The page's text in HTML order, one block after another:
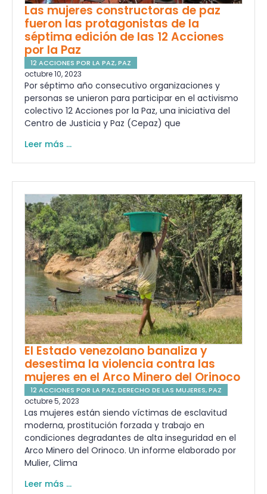
Las mujeres constructoras de paz
fueron las protagonistas de la
séptima edición de las 12 Acciones
por la Paz
12 ACCIONES POR LA PAZ,PAZ
octubre 10, 2023
Por séptimo año consecutivo organizaciones y
personas se unieron para participar en el activismo
colectivo 12 Acciones por la Paz, una iniciativa del
Centro de Justicia y Paz (Cepaz) que
Leer más ...
El Estado venezolano banaliza y
desestima la violencia contra las
mujeres en el Arco Minero del Orinoco
12 ACCIONES POR LA PAZ,DERECHO DE LAS MUJERES,PAZ
octubre 5, 2023
Las mujeres están siendo víctimas de esclavitud
moderna, prostitución forzada y trabajo en
condiciones degradantes de alta inseguridad en el
Arco Minero del Orinoco. Un informe elaborado por
Mulier, Clima
Leer más ...